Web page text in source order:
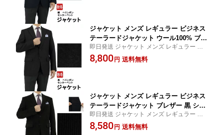
ジャケット メンズ レギュラー ビジネス
テーラードジャケット ウール100% ブレ
ザー 茶 シャドー ストライプ ヘリンボ
ン 即日出荷 秋冬 春 ウォームビズ A体
即日発送 ジャケット メンズ レギュラー ビ
ジネス テーラードジャケット ウール100%
お盆 秋冬先取り jacket ブレザー 紺ブレ【SI
8,800 円 送料無料
ジャケット メンズ レギュラー ビジネス
テーラードジャケット ブレザー 黒 シャ
ドー ストライプ コール天 ストレッチ
即日出荷 秋冬 春 ウォームビズ A体 AB
即日発送 ジャケット メンズ レギュラー ビ
ジネス テーラードジャケット ブレザー お
盆 秋冬先取り jacket 紺ブレ ストレッチ ゆ
8,580 円 送料無料